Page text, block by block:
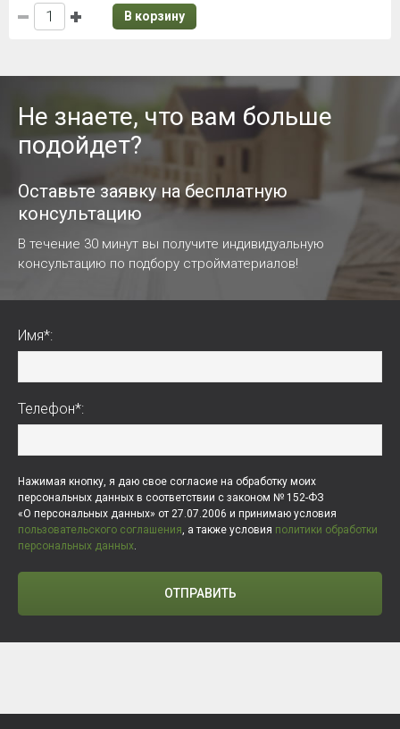
В корзину
Не знаете, что вам больше
подойдет?
Оставьте заявку на бесплатную
консультацию
В течение 30 минут вы получите индивидуальную
консультацию по подбору стройматериалов!
Имя*:
Телефон*:
Нажимая кнопку, я даю свое согласие на обработку моих
персональных данных в соответствии с законом № 152-ФЗ
«О персональных данных» от 27.07.2006 и принимаю условия
пользовательского соглашения, а также условия политики обработки
персональных данных.
ОТПРАВИТЬ